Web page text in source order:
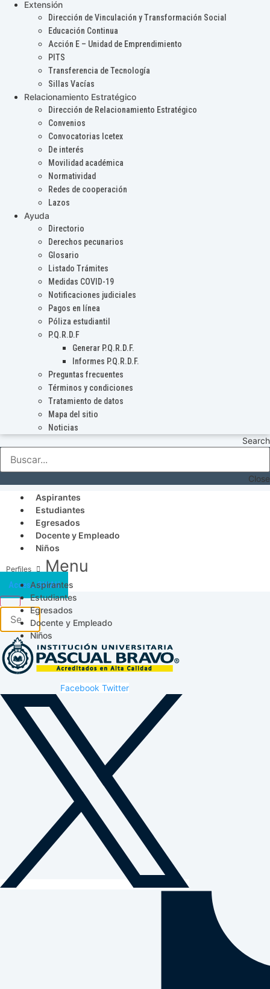
Extensión
Dirección de Vinculación y Transformación Social
Educación Continua
Acción E – Unidad de Emprendimiento
PITS
Transferencia de Tecnología
Sillas Vacías
Relacionamiento Estratégico
Dirección de Relacionamiento Estratégico
Convenios
Convocatorias Icetex
De interés
Movilidad académica
Normatividad
Redes de cooperación
Lazos
Ayuda
Directorio
Derechos pecunarios
Glosario
Listado Trámites
Medidas COVID-19
Notificaciones judiciales
Pagos en línea
Póliza estudiantil
P.Q.R.D.F
Generar P.Q.R.D.F.
Informes P.Q.R.D.F.
Preguntas frecuentes
Términos y condiciones
Tratamiento de datos
Mapa del sitio
Noticias
Search
Close
Aspirantes
Estudiantes
Egresados
Docente y Empleado
Niños
Menu
Aspirantes
Estudiantes
Egresados
Docente y Empleado
Niños
Acceso SICAU
Facebook Twitter